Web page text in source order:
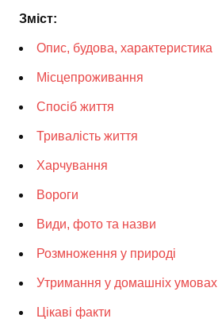
Зміст:
Опис, будова, характеристика
Місцепроживання
Спосіб життя
Тривалість життя
Харчування
Вороги
Види, фото та назви
Розмноження у природі
Утримання у домашніх умовах
Цікаві факти